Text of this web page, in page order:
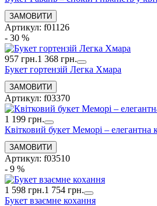
Артикул: f01126
- 30 %
957 грн.1 368 грн.
Букет гортензій Легка Хмара
Артикул: f03370
1 199 грн.
Квітковий букет Меморі – елегантна
Артикул: f03510
- 9 %
1 598 грн.1 754 грн.
Букет взаємне кохання